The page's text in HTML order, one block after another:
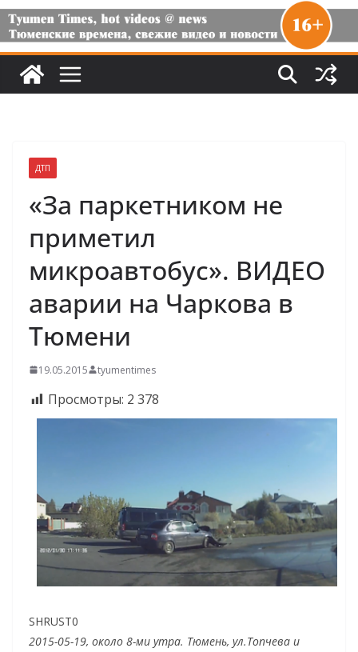
ДТП
«За паркетником не
приметил
микроавтобус». ВИДЕО
аварии на Чаркова в
Тюмени
19.05.2015 tyumentimes
Просмотры: 2 378
SHRUST0
2015-05-19, около 8-ми утра. Тюмень, ул.Топчева и